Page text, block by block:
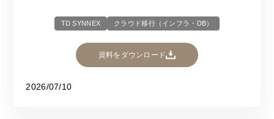
TD SYNNEX クラウド移行（インフラ・DB）
資料をダウンロード
2026/07/10